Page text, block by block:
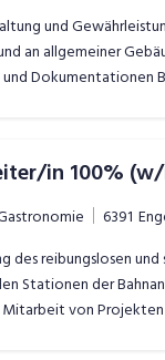
und
an allgemeiner
in 100%
6391
des reibungslosen
Stationen der
von Projekten